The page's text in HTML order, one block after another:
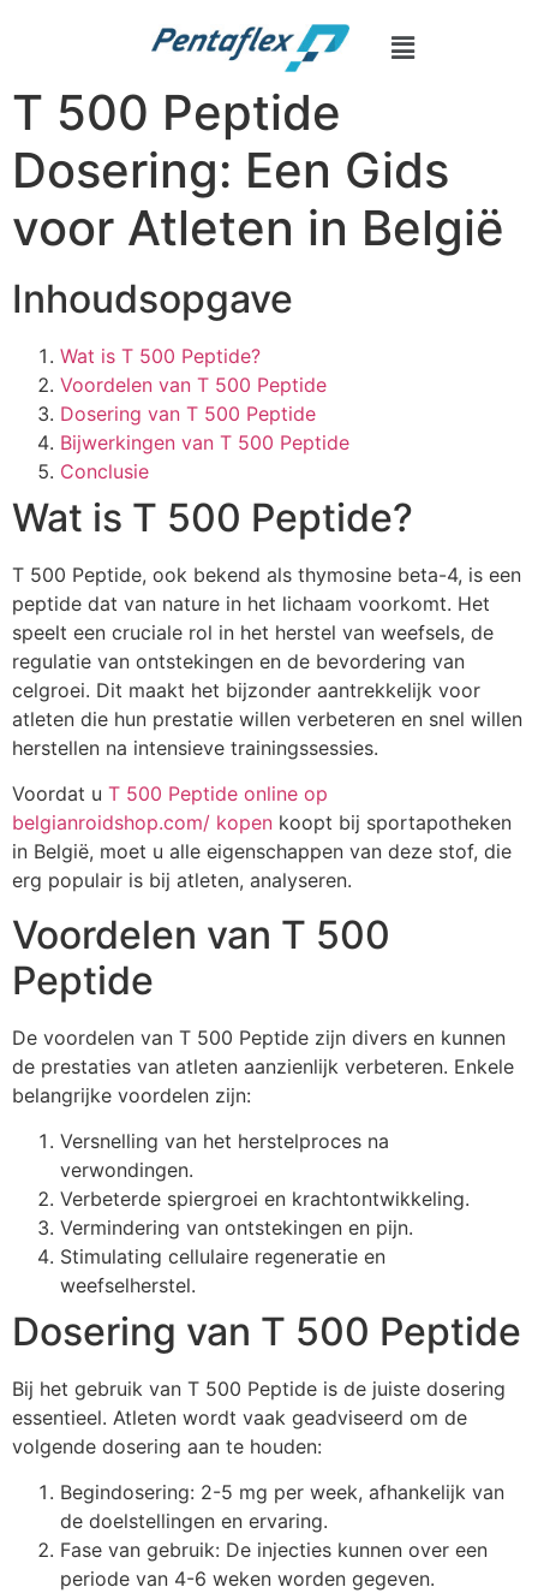
T 500 Peptide
Dosering: Een Gids
voor Atleten in België
Inhoudsopgave
Wat is T 500 Peptide?
Voordelen van T 500 Peptide
Dosering van T 500 Peptide
Bijwerkingen van T 500 Peptide
Conclusie
Wat is T 500 Peptide?
T 500 Peptide, ook bekend als thymosine beta-4, is een
peptide dat van nature in het lichaam voorkomt. Het
speelt een cruciale rol in het herstel van weefsels, de
regulatie van ontstekingen en de bevordering van
celgroei. Dit maakt het bijzonder aantrekkelijk voor
atleten die hun prestatie willen verbeteren en snel willen
herstellen na intensieve trainingssessies.
Voordat u T 500 Peptide online op
belgianroidshop.com/ kopen koopt bij sportapotheken
in België, moet u alle eigenschappen van deze stof, die
erg populair is bij atleten, analyseren.
Voordelen van T 500
Peptide
De voordelen van T 500 Peptide zijn divers en kunnen
de prestaties van atleten aanzienlijk verbeteren. Enkele
belangrijke voordelen zijn:
Versnelling van het herstelproces na
verwondingen.
Verbeterde spiergroei en krachtontwikkeling.
Vermindering van ontstekingen en pijn.
Stimulating cellulaire regeneratie en
weefselherstel.
Dosering van T 500 Peptide
Bij het gebruik van T 500 Peptide is de juiste dosering
essentieel. Atleten wordt vaak geadviseerd om de
volgende dosering aan te houden:
Begindosering: 2-5 mg per week, afhankelijk van
de doelstellingen en ervaring.
Fase van gebruik: De injecties kunnen over een
periode van 4-6 weken worden gegeven.